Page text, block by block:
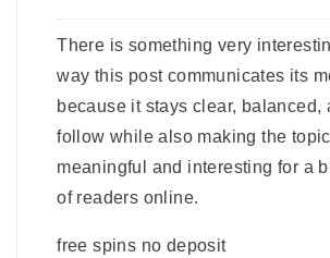
There is something very
way this post communicates its
because it stays clear, balanced,
follow while also making the topic
meaningful and interesting for a
of readers online.
free spins no deposit